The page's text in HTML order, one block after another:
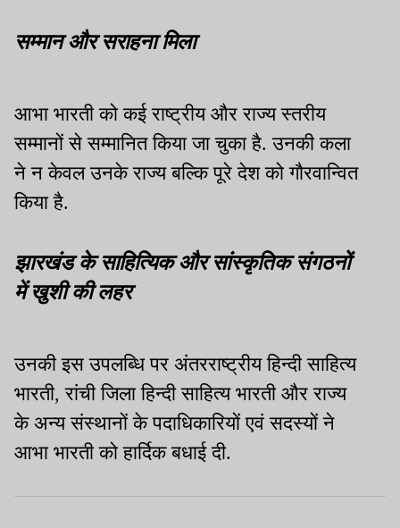
सम्मान और सराहना मिला
आभा भारती को कई राष्ट्रीय और राज्य स्तरीय
सम्मानों से सम्मानित किया जा चुका है. उनकी कला
ने न केवल उनके राज्य बल्कि पूरे देश को गौरवान्वित
किया है.
झारखंड के साहित्यिक और सांस्कृतिक संगठनों
में खुशी की लहर
उनकी इस उपलब्धि पर अंतरराष्ट्रीय हिन्दी साहित्य
भारती, रांची जिला हिन्दी साहित्य भारती और राज्य
के अन्य संस्थानों के पदाधिकारियों एवं सदस्यों ने
आभा भारती को हार्दिक बधाई दी.